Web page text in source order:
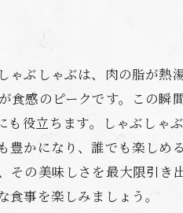
ぶしゃぶは、肉の脂が
感のピークです。この
役立ちます。しゃぶしゃ
かになり、誰でも楽しめ
の美味しさを最大限引
食事を楽しみましょう。